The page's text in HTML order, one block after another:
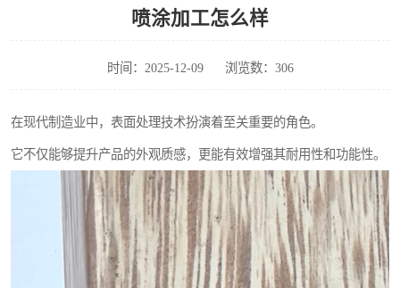
喷涂加工怎么样
时间：2025-12-09 浏览数：306
在现代制造业中，表面处理技术扮演着至关重要的角色。
它不仅能够提升产品的外观质感，更能有效增强其耐用性和功能性。